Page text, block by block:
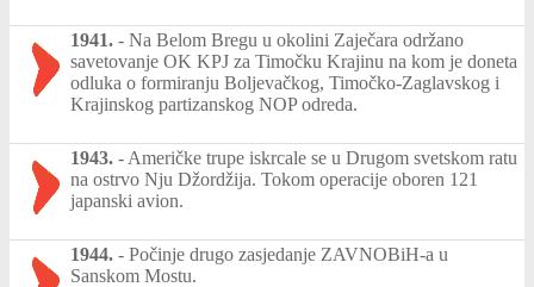
1941. - Na Belom Bregu u okolini Zaječara održano
savetovanje OK KPJ za Timočku Krajinu na kom je doneta
odluka o formiranju Boljevačkog, Timočko-Zaglavskog i
Krajinskog partizanskog NOP odreda.
1943. - Američke trupe iskrcale se u Drugom svetskom ratu
na ostrvo Nju Džordžija. Tokom operacije oboren 121
japanski avion.
1944. - Počinje drugo zasjedanje ZAVNOBiH-a u
Sanskom Mostu.